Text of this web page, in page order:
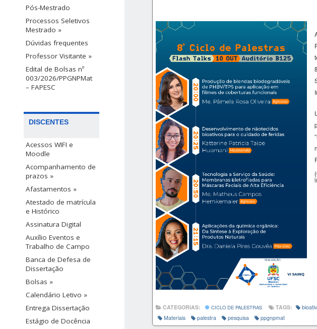
Pós-Mestrado
Processos Seletivos
Mestrado »
Dúvidas frequentes
Professor Visitante »
Edital de Bolsas nº
003/2026/PPGNPMat
– FAPESC
DISCENTES
Acessos WIFI e
Moodle
Acompanhamento de
prazos »
Afastamentos »
Atestado de matrícula
e Histórico
Assinatura Digital
Auxílio Eventos e
Trabalho de Campo
Banca de Defesa de
Dissertação
Bolsas »
Calendário Letivo »
Entrega Dissertação
Estágio de Docência
“
CATEGORIAS: CICLO DE PALESTRAS TAGS:
Materiais
palestra pesquisa ppgnpmat